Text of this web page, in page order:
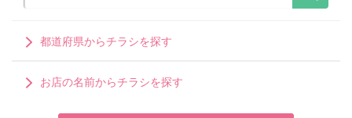
都道府県からチラシを探す
お店の名前からチラシを探す